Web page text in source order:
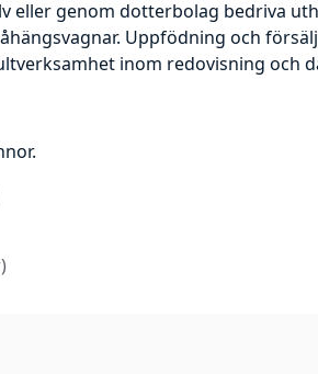
eller genom dotterbolag bedriva
Uppfödning och
inom redovisning och